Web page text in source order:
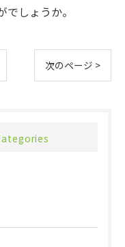
しょうか。
次のページ >